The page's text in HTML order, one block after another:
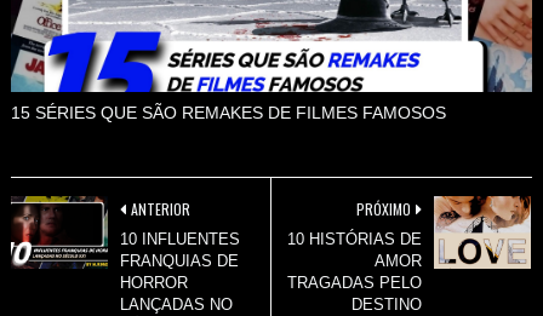
15 SÉRIES QUE SÃO REMAKES DE FILMES FAMOSOS
PRÓXIMO
10 HISTÓRIAS DE
AMOR
TRAGADAS PELO
DESTINO
ANTERIOR
10 INFLUENTES
FRANQUIAS DE
HORROR
LANÇADAS NO